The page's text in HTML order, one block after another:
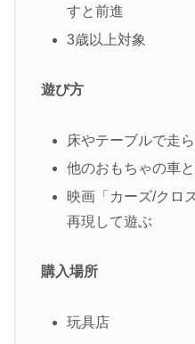
すと前進
3歳以上対象
遊び方
床やテーブルで走
他のおもちゃの車
映画「カーズ/クロ
再現して遊ぶ
購入場所
玩具店